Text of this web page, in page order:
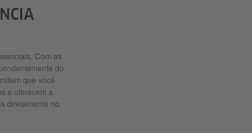
Com as
do
que você
e oferecem a
diretamente no